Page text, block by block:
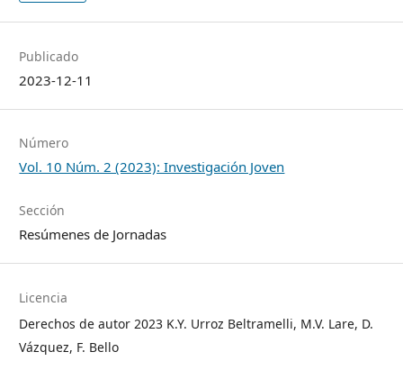
Publicado
2023-12-11
Número
Vol. 10 Núm. 2 (2023): Investigación Joven
Sección
Resúmenes de Jornadas
Licencia
Derechos de autor 2023 K.Y. Urroz Beltramelli, M.V. Lare, D.
Vázquez, F. Bello